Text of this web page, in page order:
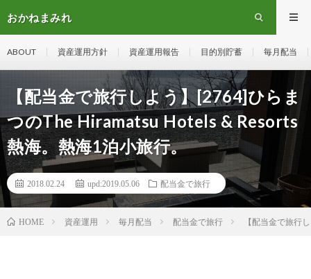
おかねまみれ
ABOUT 資産運用方針 資産運用報告 目的別貯蓄 毎月配当
【配当金で旅行しよう】[2764]ひらま
つのThe Hiramatsu Hotels & Resorts
熱海。熱海1泊小旅行。
2018.02.24 upd:2019.05.06 配当金で旅行
HOME 資産運用 毎月配当 配当金で旅行 【配当金で旅行